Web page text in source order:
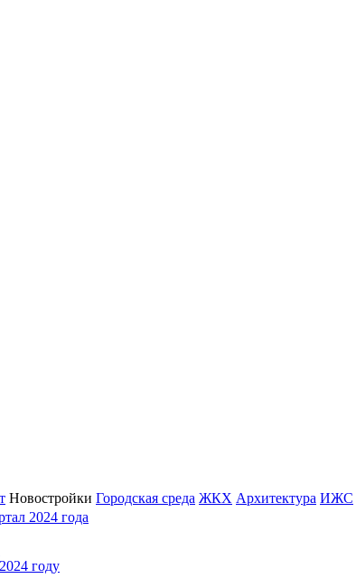
Новостройки Городская среда ЖКХ Архитектура ИЖС
2024 года
году